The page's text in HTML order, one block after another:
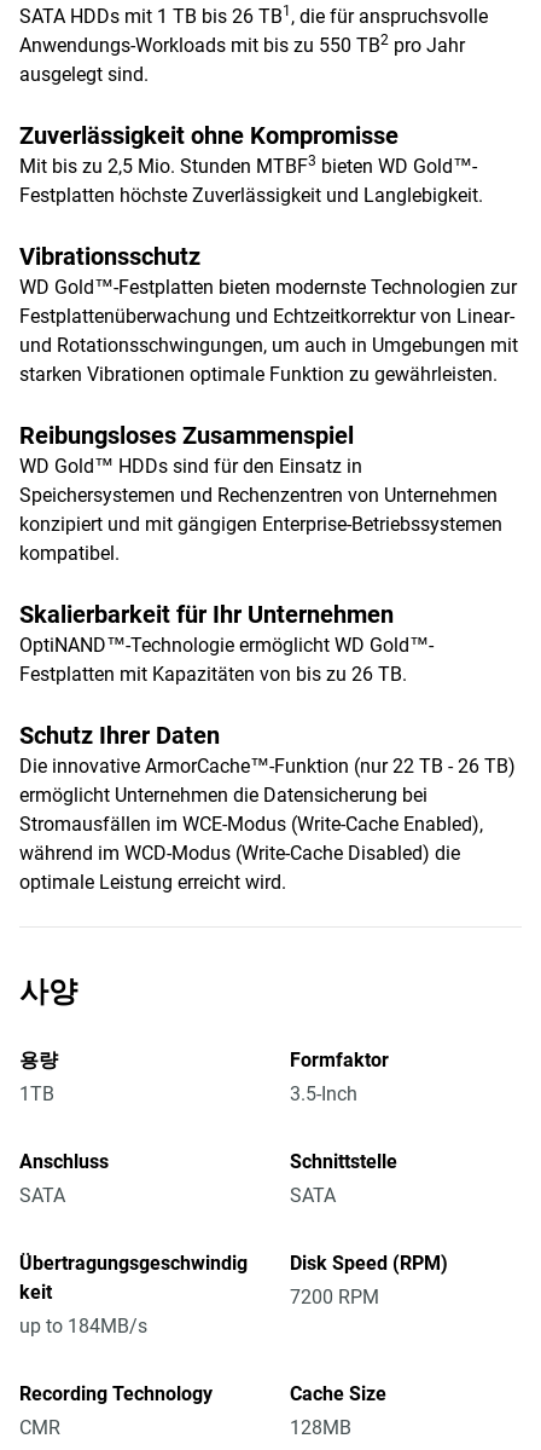
SATA HDDs mit 1 TB bis 26 TB1 , die für anspruchsvolle
Anwendungs-Workloads mit bis zu 550 TB2 pro Jahr
ausgelegt sind.
Zuverlässigkeit ohne Kompromisse
Mit bis zu 2,5 Mio. Stunden MTBF3 bieten WD Gold™-
Festplatten höchste Zuverlässigkeit und Langlebigkeit.
Vibrationsschutz
WD Gold™-Festplatten bieten modernste Technologien zur
Festplattenüberwachung und Echtzeitkorrektur von Linear-
und Rotationsschwingungen, um auch in Umgebungen mit
starken Vibrationen optimale Funktion zu gewährleisten.
Reibungsloses Zusammenspiel
WD Gold™ HDDs sind für den Einsatz in
Speichersystemen und Rechenzentren von Unternehmen
konzipiert und mit gängigen Enterprise-Betriebssystemen
kompatibel.
Skalierbarkeit für Ihr Unternehmen
OptiNAND™-Technologie ermöglicht WD Gold™-
Festplatten mit Kapazitäten von bis zu 26 TB.
Schutz Ihrer Daten
Die innovative ArmorCache™-Funktion (nur 22 TB - 26 TB)
ermöglicht Unternehmen die Datensicherung bei
Stromausfällen im WCE-Modus (Write-Cache Enabled),
während im WCD-Modus (Write-Cache Disabled) die
optimale Leistung erreicht wird.
사양
용량
1TB
Formfaktor
3.5-Inch
Anschluss
SATA
Schnittstelle
SATA
Übertragungsgeschwindig
keit
up to 184MB/s
Disk Speed (RPM)
7200 RPM
Recording Technology
CMR
Cache Size
128MB